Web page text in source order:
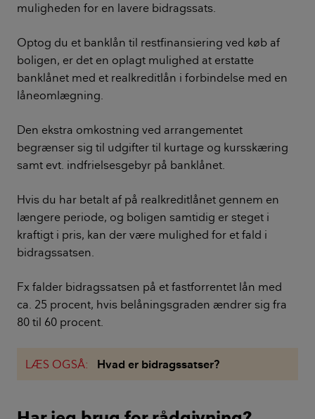
muligheden for en lavere bidragssats.
Optog du et banklån til restfinansiering ved køb af
boligen, er det en oplagt mulighed at erstatte
banklånet med et realkreditlån i forbindelse med en
låneomlægning.
Den ekstra omkostning ved arrangementet
begrænser sig til udgifter til kurtage og kursskæring
samt evt. indfrielsesgebyr på banklånet.
Hvis du har betalt af på realkreditlånet gennem en
længere periode, og boligen samtidig er steget i
kraftigt i pris, kan der være mulighed for et fald i
bidragssatsen.
Fx falder bidragssatsen på et fastforrentet lån med
ca. 25 procent, hvis belåningsgraden ændrer sig fra
80 til 60 procent.
LÆS OGSÅ: Hvad er bidragssatser?